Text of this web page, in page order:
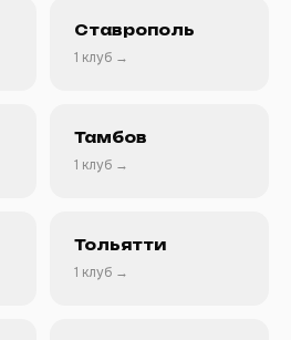
Ставрополь
1 клуб →
Тамбов
1 клуб →
Тольятти
1 клуб →